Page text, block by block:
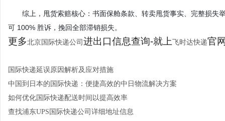
综上，甩货索赔核心：书面保舱条款、转卖甩货事实、完整损失
可 100% 胜诉，挽回全部滞销损失。
更多北京国际快递公司进出口信息查询-就上飞时达快递官
国际快递延误原因解析及应对措施
中国到日本的国际快递：便捷高效的中日物流解决方案
如何优化国际快递配送时间以提高效率
查找浦东UPS国际快递公司详细地址信息